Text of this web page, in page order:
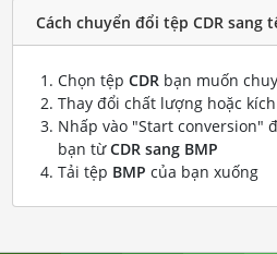
Cách chuyển đổi tệp CDR sang
Chọn tệp CDRbạn muốn
Thay đổi chất lượng hoặc
Nhấp vào "Start conversion"
bạn từCDR sang BMP
Tải tệp BMP của bạn xuống